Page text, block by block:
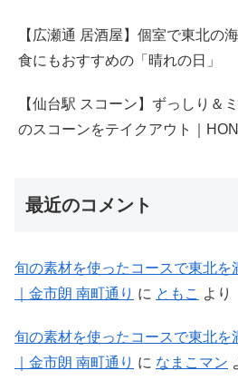
【広瀬通 居酒屋】個室で東北の
食にもおすすめの「晴れの日」
【仙台駅 スコーン】ずっしり＆
のスコーンをテイクアウト｜
最近のコメント
旬の素材を使ったコースで東北を
｜金市朗 南町通り に ともこ より
旬の素材を使ったコースで東北を
｜金市朗 南町通り に なまこマン